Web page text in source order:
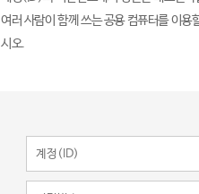
여러 사람이 함께 쓰는 공용 컴퓨터를 이
시오.